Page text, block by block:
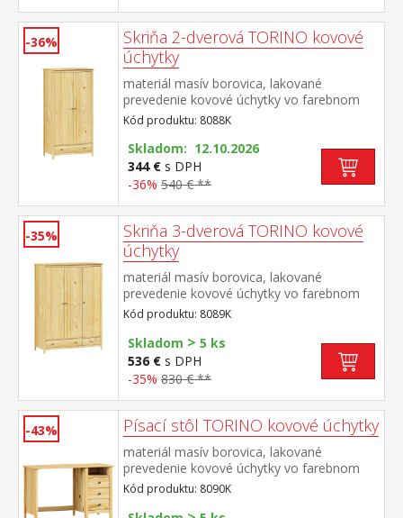
-36%
Skriňa 2-dverová TORINO kovové
úchytky
materiál masív borovica, lakované
prevedenie kovové úchytky vo farebnom
prevedení černená mosadz šatníková skriňa
vybavená šatníkovou tyčou a policou v
spodnej časti zásuvka s kovovými
pojazdmi odporúčaný nadstavec 8188K
Kód produktu: 8088K
Skladom: 12.10.2026
344 € s DPH
-36% 540 € **
-35%
Skriňa 3-dverová TORINO kovové
úchytky
materiál masív borovica, lakované
prevedenie kovové úchytky vo farebnom
prevedení černená mosadz priestor delený
v pomere 2:1 širšia časť šatníková tyč a
polica, užšia časť 3 police v spodnej časti 2
zásuvky s kovovými pojazdmi odporúčaný
nadstavec 8189K
Kód produktu: 8089K
Skladom > 5 ks
536 € s DPH
-35% 830 € **
-43% Písací stôl TORINO kovové úchytky
materiál masív borovica, lakované
prevedenie kovové úchytky vo farebnom
prevedení černená mosadz 3 zásuvky s
kovovými pojazdmi, 1 polica výsuv nie je
Kód produktu: 8090K